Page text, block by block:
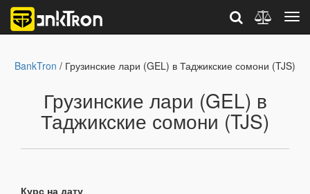
BankTron / Грузинские лари (GEL) в Таджикские сомони (TJS)
Грузинские лари (GEL) в
Таджикские сомони (TJS)
Курс на дату